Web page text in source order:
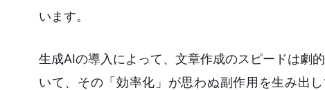
います。
生成AIの導入によって、文章作成のスピードは劇
いて、その「効率化」が思わぬ副作用を生み出